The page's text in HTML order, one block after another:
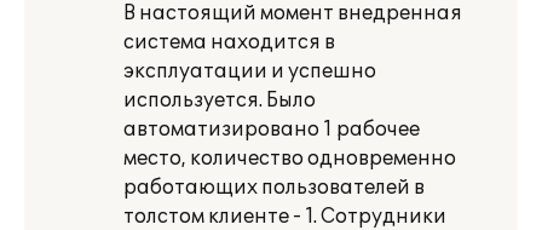
В настоящий момент внедренная
система находится в
эксплуатации и успешно
используется. Было
автоматизировано 1 рабочее
место, количество одновременно
работающих пользователей в
толстом клиенте - 1. Сотрудники